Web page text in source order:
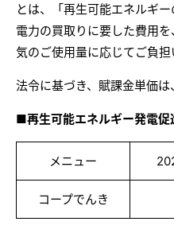
とは、「再生可能エネルギ
電力の買取りに要した費用
気のご使用量に応じてご負担
法令に基づき、賦課金単価は
■再生可能エネルギー発電促
メニュー
コープでんき